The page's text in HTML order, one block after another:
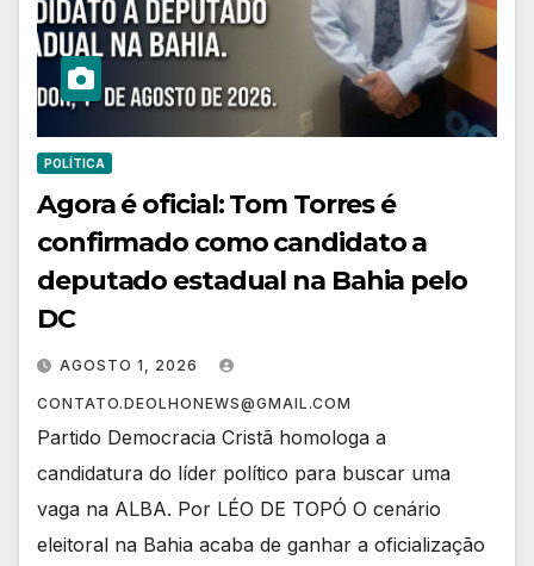
POLÍTICA
Agora é oficial: Tom Torres é
confirmado como candidato a
deputado estadual na Bahia pelo
DC
AGOSTO 1, 2026
CONTATO.DEOLHONEWS@GMAIL.COM
Partido Democracia Cristã homologa a
candidatura do líder político para buscar uma
vaga na ALBA. Por LÉO DE TOPÓ ​O cenário
eleitoral na Bahia acaba de ganhar a oficialização